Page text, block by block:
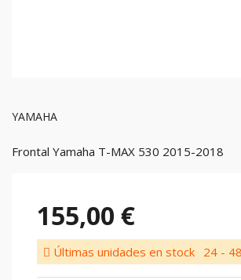
YAMAHA
Frontal Yamaha T-MAX 530 2015-2018
155,00 €
Últimas unidades en stock 24 -